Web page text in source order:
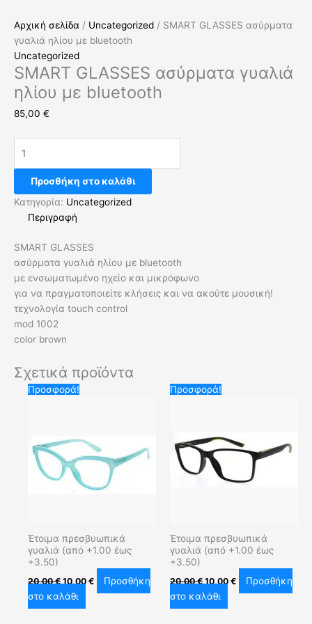
Αρχική σελίδα / Uncategorized / SMART GLASSES ασύρματα
γυαλιά ηλίου με bluetooth
Uncategorized
SMART GLASSES ασύρματα γυαλιά
ηλίου με bluetooth
85,00 €
Προσθήκη στο καλάθι
Κατηγορία: Uncategorized
Περιγραφή
SMART GLASSES
ασύρματα γυαλιά ηλίου με bluetooth
με ενσωματωμένο ηχείο και μικρόφωνο
για να πραγματοποιείτε κλήσεις και να ακούτε μουσική!
τεχνολογία touch control
mod 1002
color brown
Σχετικά προϊόντα
Προσφορά!
Έτοιμα πρεσβυωπικά
γυαλιά (από +1.00 έως
+3.50)
20,00€
Original
price
10,00 €
Προσθήκη
στο καλάθι
Προσφορά!
Έτοιμα πρεσβυωπικά
γυαλιά (από +1.00 έως
+3.50)
20,00€
Original
price
10,00 €
Προσθήκη
στο καλάθι